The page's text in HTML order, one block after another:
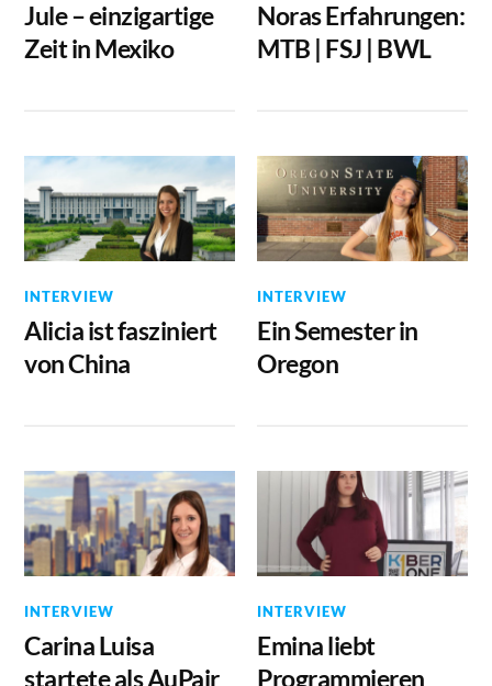
Jule – einzigartige
Zeit in Mexiko
Noras Erfahrungen:
MTB | FSJ | BWL
INTERVIEW
Alicia ist fasziniert
von China
INTERVIEW
Ein Semester in
Oregon
INTERVIEW
Carina Luisa
startete als AuPair
INTERVIEW
Emina liebt
Programmieren